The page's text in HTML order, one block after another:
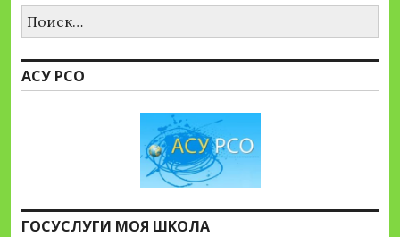
АСУ РСО
ГОСУСЛУГИ МОЯ ШКОЛА